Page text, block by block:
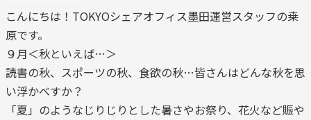
こんにちは！TOKYOシェアオフィス墨田運営スタッフの桒
原です。
９月＜秋といえば…＞
読書の秋、スポーツの秋、食欲の秋…皆さんはどんな秋を思
い浮かべすか？
「夏」のようなじりじりとした暑さやお祭り、花火など賑や